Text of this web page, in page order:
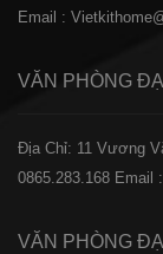
Email :
VĂN PHÒNG
Địa Chỉ: 11 Vương
0865.283.168 Email
VĂN PHÒNG